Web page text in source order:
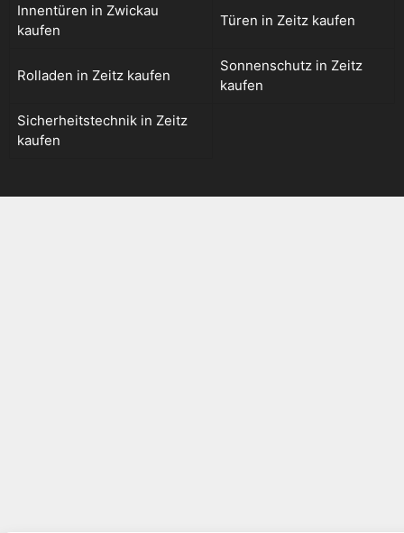
Innentüren in Zwickau
kaufen
Türen in Zeitz kaufen
Rolladen in Zeitz kaufen
Sonnenschutz in Zeitz
kaufen
Sicherheitstechnik in Zeitz
kaufen